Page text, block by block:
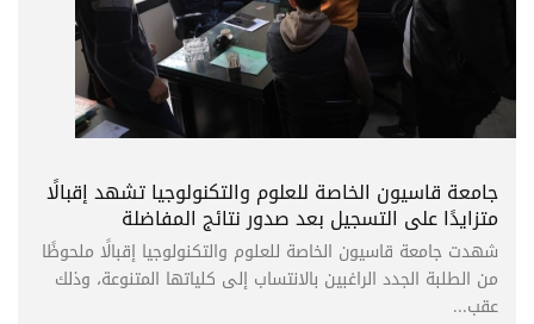
جامعة قاسيون الخاصة للعلوم والتكنولوجيا تشهد إقبالًا
متزايدًا على التسجيل بعد صدور نتائج المفاضلة
شهدت جامعة قاسيون الخاصة للعلوم والتكنولوجيا إقبالًا ملحوظًا
من الطلبة الجدد الراغبين بالانتساب إلى كلياتها المتنوعة، وذلك
عقب...